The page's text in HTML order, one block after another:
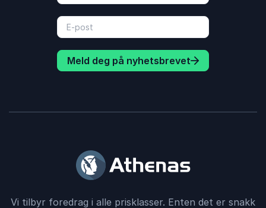
Meld deg på nyhetsbrevet
Vi tilbyr foredrag i alle prisklasser. Enten det er snakk